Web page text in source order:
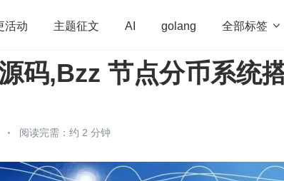
活动 主题征文 AI golang 全部标签 
算法 学习方法 Web3.0 高
码,Bzz 节点分币系统
阅读完需：约 2 分钟